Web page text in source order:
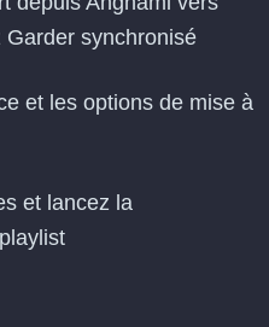
Garder synchronisé
et les options de mise à
et lancez la